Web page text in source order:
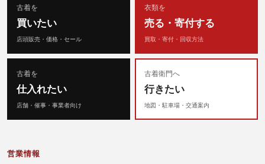
古着を
買いたい
店頭販売・価格・セール
衣類を
売る・寄付する
買取・寄付・回収方法
古着を
仕入れたい
店舗・催事・事業者向け
古着衛門へ
行きたい
地図・駐車場・交通案内
営業情報